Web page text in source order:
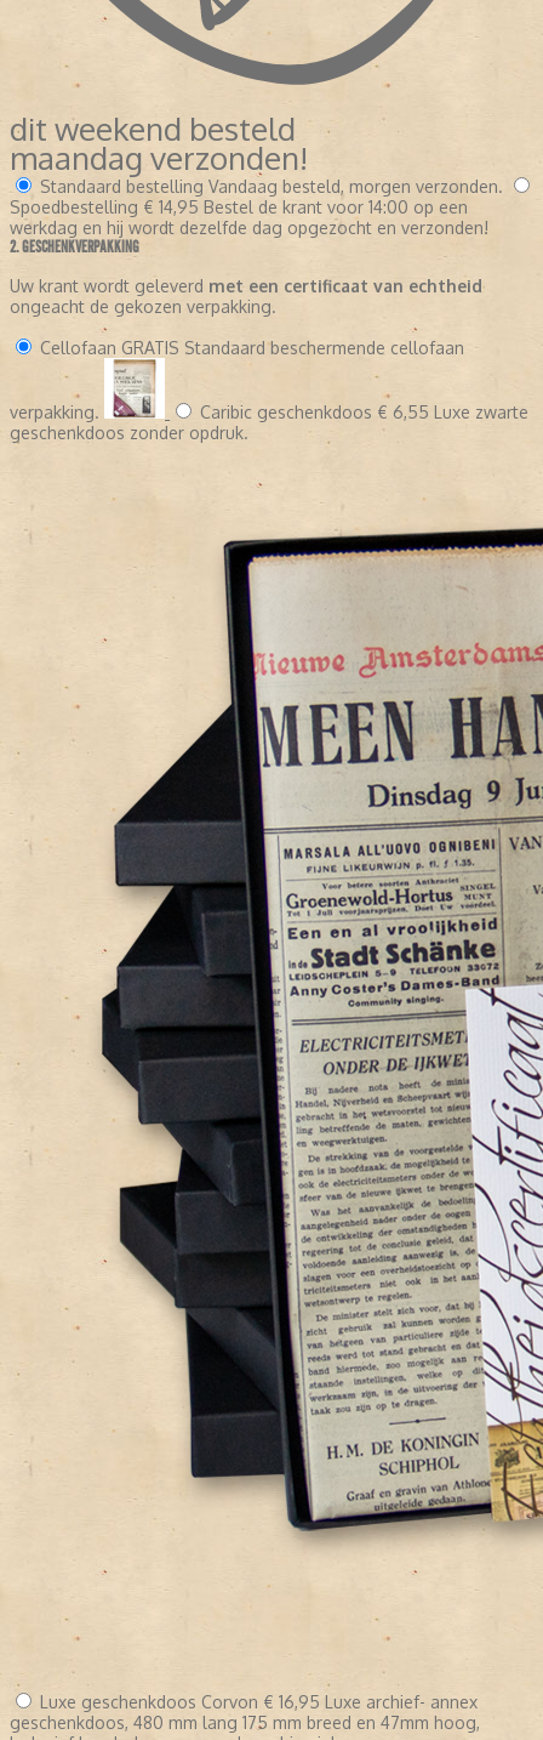
dit weekend besteld
maandag verzonden!
Standaard bestelling Vandaag besteld, morgen verzonden.
Spoedbestelling € 14,95 Bestel de krant voor 14:00 op een
werkdag en hij wordt dezelfde dag opgezocht en verzonden!
2. GESCHENKVERPAKKING
Uw krant wordt geleverd met een certificaat van echtheid
ongeacht de gekozen verpakking.
Cellofaan GRATIS Standaard beschermende cellofaan
verpakking. Caribic geschenkdoos € 6,55 Luxe zwarte
geschenkdoos zonder opdruk.
Luxe geschenkdoos Corvon € 16,95 Luxe archief- annex
geschenkdoos, 480 mm lang 175 mm breed en 47mm hoog,